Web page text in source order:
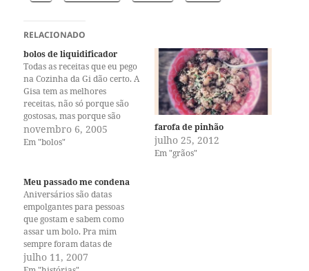
RELACIONADO
bolos de liquidificador
Todas as receitas que eu pego
na Cozinha da Gi dão certo. A
Gisa tem as melhores
receitas, não só porque são
gostosas, mas porque são
práticas e eu adoro esse
detalhe. Bolo de
detesto aqueles passos básicos
de bater…
novembro 6, 2005
Em "bolos"
farofa de pinhão
julho 25, 2012
Em "grãos"
Meu passado me condena
Aniversários são datas
empolgantes para pessoas
que gostam e sabem como
assar um bolo. Pra mim
sempre foram datas de
sacrifício, desgaste, estresse e
humilhação. No aniversário
julho 11, 2007